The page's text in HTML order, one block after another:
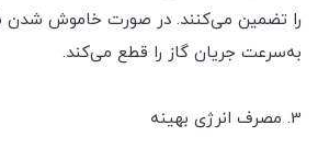
را تضمین می‌کنند. در صورت خاموش شدن
به‌سرعت جریان گاز را قطع می‌کند.
3. مصرف انرژی بهینه